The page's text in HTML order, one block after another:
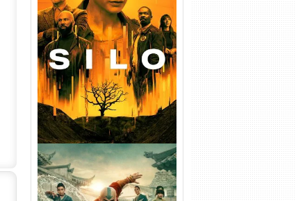
Silo 1ª Temporada Torrent
(2023) WEB-DL
720p/1080p/4K Dual Áudio